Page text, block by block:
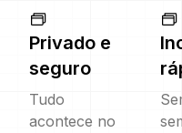
Privado e
seguro
Tudo
acontece no